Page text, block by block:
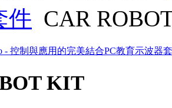
件 CAR
- 控制與應用的完美結合PC教育示波器
KIT